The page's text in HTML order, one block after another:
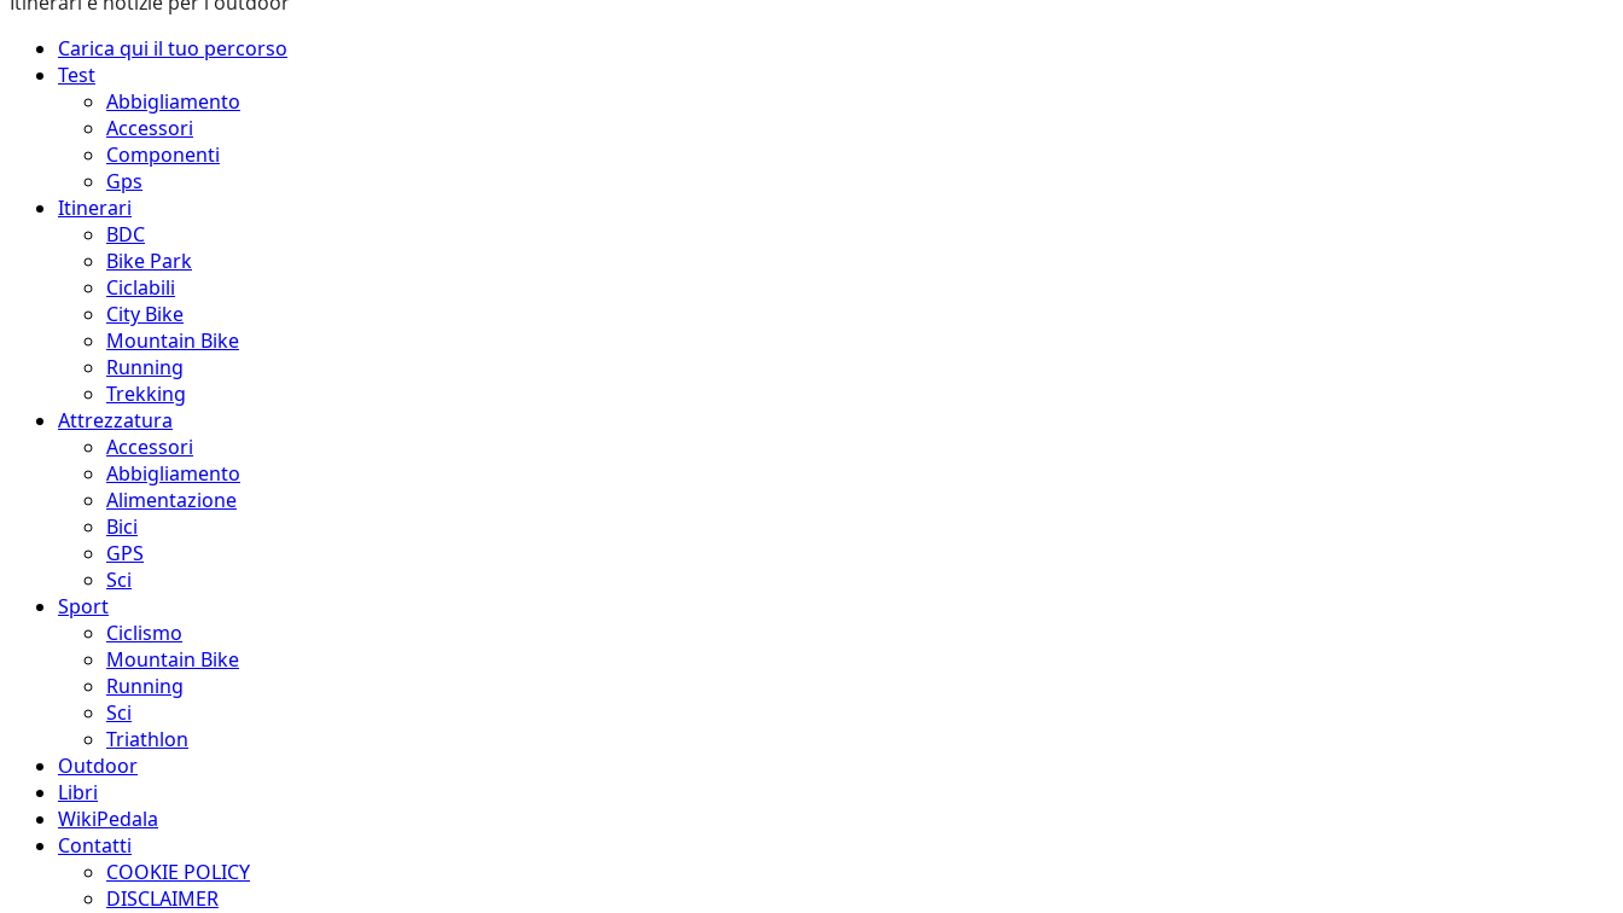
Menu
principale
Carica qui il tuo percorso
Test
Abbigliamento
Accessori
Componenti
Gps
Itinerari
BDC
Bike Park
Ciclabili
City Bike
Mountain Bike
Running
Trekking
Attrezzatura
Accessori
Abbigliamento
Alimentazione
Bici
GPS
Sci
Sport
Ciclismo
Mountain Bike
Running
Sci
Triathlon
Outdoor
Libri
WikiPedala
Contatti
COOKIE POLICY
DISCLAIMER